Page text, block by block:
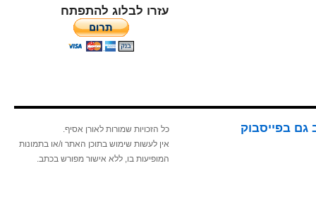
עזרו לבלוג להתפתח
גם בפייסבוק
כל הזכויות שמורות לאורן אסיף.
אין לעשות שימוש בתוכן האתר ו/או בתמונות
המופיעות בו, ללא אישור מפורש בכתב.